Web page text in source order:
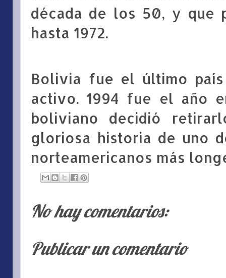
década de los 50, y que
hasta 1972.
Bolivia fue el último
activo. 1994 fue el año
boliviano decidió
gloriosa historia de uno
norteamericanos más
No hay comentarios:
Publicar un comentario